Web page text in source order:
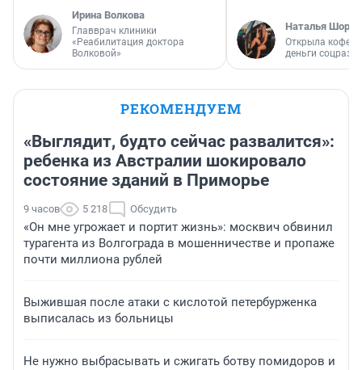
Ирина Волкова
Главврач клиники
«Реабилитация доктора
Волковой»
Наталья
Открыла
деньги
РЕКОМЕНДУЕМ
«Выглядит, будто сейчас развалится»:
ребенка из Австралии шокировало
состояние зданий в Приморье
9 часов 5 218 Обсудить
«Он мне угрожает и портит жизнь»: москвич обвинил
турагента из Волгограда в мошенничестве и пропаже
почти миллиона рублей
Выжившая после атаки с кислотой петербурженка
выписалась из больницы
Не нужно выбрасывать и сжигать ботву помидоров и